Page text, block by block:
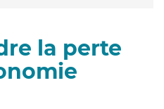
la perte